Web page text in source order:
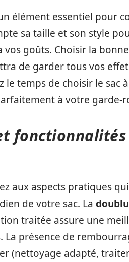
élément essentiel pour
sa taille et son style
goûts. Choisir la
de garder tous vos
le temps de choisir le sac
à votre garde-
aux aspects pratiques
de votre sac. La
traitée assure une
La présence de
(nettoyage adapté,